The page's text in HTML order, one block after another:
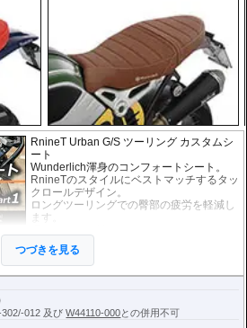
RnineT Urban G/S ツーリング カスタムシ
ート
Wunderlich渾身のコンフォートシート。
RnineTのスタイルにベストマッチするタッ
クロールデザイン。
ロングツーリングでの臀部の疲労を軽減し
ます。
ーグリップを容易にします。
独自の高強度シートフレームを採用。 そ
の為、純正シートを送り戻す必要は無く、
純正シートも手元に残ります。
つづきを見る
302/-012 及びW44110-000との併用不可